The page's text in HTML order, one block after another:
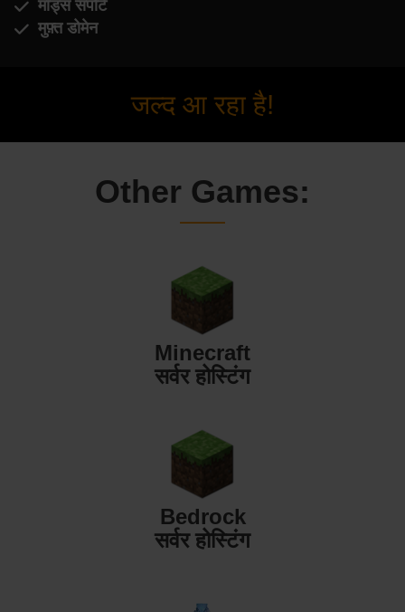
मॉड्स सपोर्ट
मुफ़्त डोमेन
जल्द आ रहा है!
Other Games:
Minecraft
सर्वर होस्टिंग
Bedrock
सर्वर होस्टिंग